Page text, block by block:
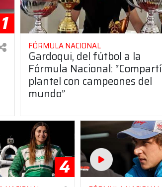
1
FÓRMULA NACIONAL
Gardoqui, del fútbol a la
Fórmula Nacional: “Compartí
plantel con campeones del
mundo”
4